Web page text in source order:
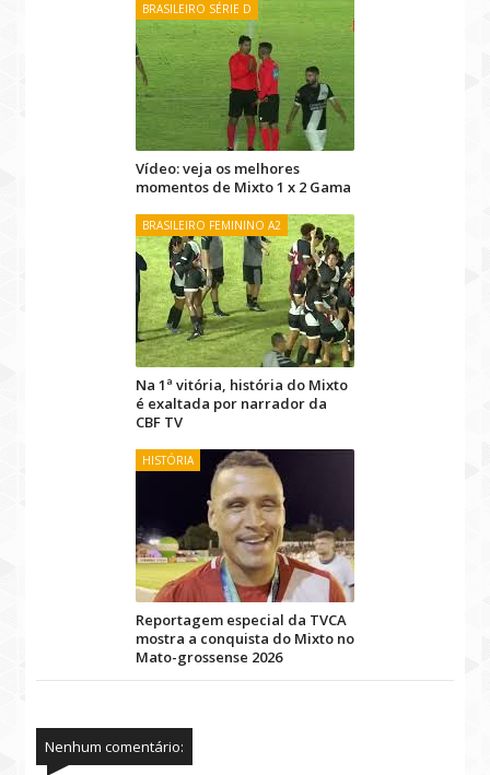
BRASILEIRO SÉRIE D
Vídeo: veja os melhores
momentos de Mixto 1 x 2 Gama
BRASILEIRO FEMININO A2
Na 1ª vitória, história do Mixto
é exaltada por narrador da
CBF TV
HISTÓRIA
Reportagem especial da TVCA
mostra a conquista do Mixto no
Mato-grossense 2026
Nenhum comentário: